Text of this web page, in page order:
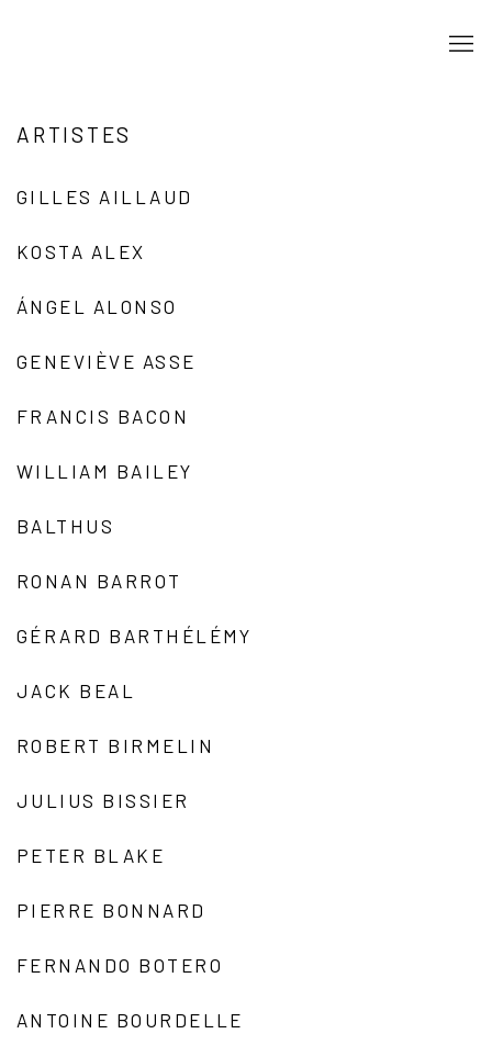
ARTISTES
GILLES AILLAUD
KOSTA ALEX
ÁNGEL ALONSO
GENEVIÈVE ASSE
FRANCIS BACON
WILLIAM BAILEY
BALTHUS
RONAN BARROT
GÉRARD BARTHÉLÉMY
JACK BEAL
ROBERT BIRMELIN
JULIUS BISSIER
PETER BLAKE
PIERRE BONNARD
FERNANDO BOTERO
ANTOINE BOURDELLE